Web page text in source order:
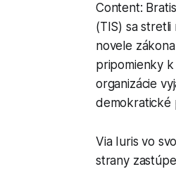
Content:
(TIS) sa
novele
pripomienky
organizácie
demokratické
Via Iuris vo
strany